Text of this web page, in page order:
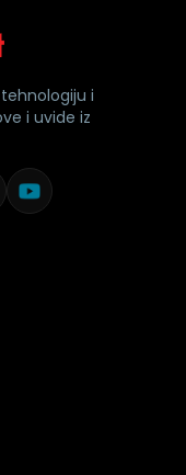
i
i uvide iz